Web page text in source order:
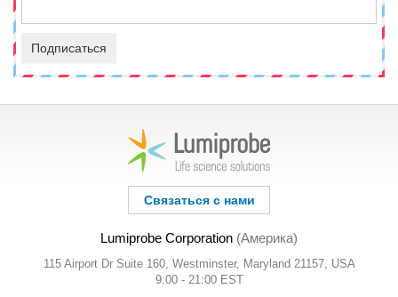
Подписаться
Связаться с нами
Lumiprobe Corporation (Америка)
115 Airport Dr Suite 160, Westminster, Maryland 21157, USA
9:00 - 21:00 EST